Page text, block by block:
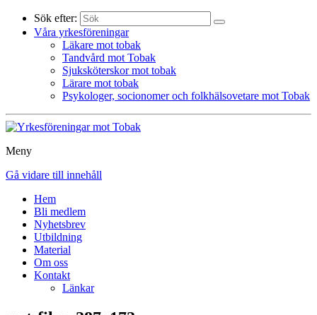
Sök efter:
Våra yrkesföreningar
Läkare mot tobak
Tandvård mot Tobak
Sjuksköterskor mot tobak
Lärare mot tobak
Psykologer, socionomer och folkhälsovetare mot Tobak
Meny
Gå vidare till innehåll
Hem
Bli medlem
Nyhetsbrev
Utbildning
Material
Om oss
Kontakt
Länkar